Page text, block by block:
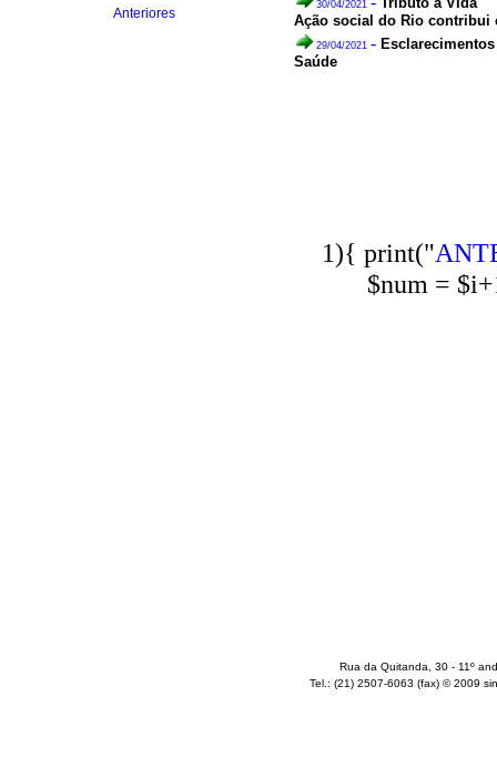
Lavagem de Dinheiro
Anteriores
30/04/2021
Ação social do Rio contribui
29/04/2021 -
Saúde
1){ print("
$num =
Rua da Quitanda, 30 - 11º
Tel.: (21) 2507-6063 (fax) © 2009